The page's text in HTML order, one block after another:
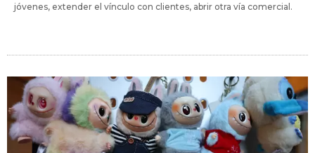
jóvenes, extender el vínculo con clientes, abrir otra vía comercial.